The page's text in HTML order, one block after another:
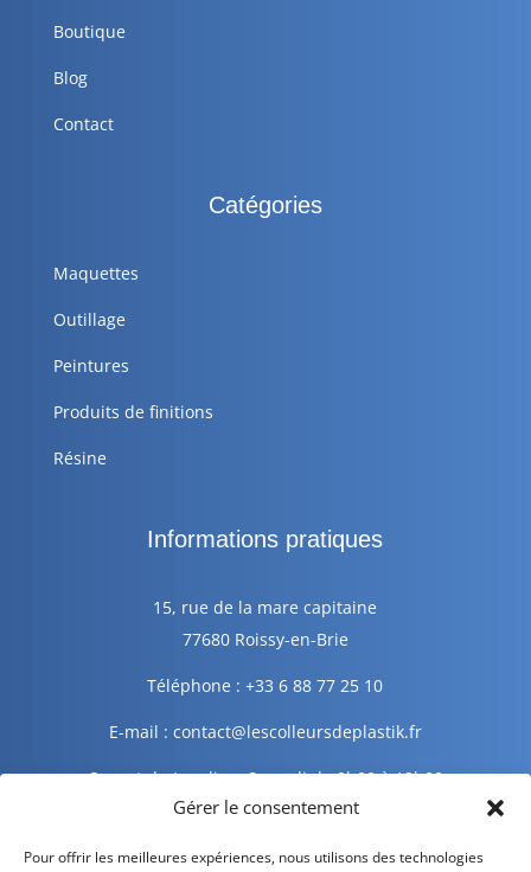
Gérer le consentement
Pour offrir les meilleures expériences, nous utilisons des technologies
Boutique
Blog
Contact
Catégories
Maquettes
Outillage
Peintures
Produits de finitions
Résine
Informations pratiques
15, rue de la mare capitaine
77680 Roissy-en-Brie
Téléphone : +33 6 88 77 25 10
E-mail : contact@lescolleursdeplastik.fr
Ouvert du Lundi au Samedi de 9h00 à 19h00
Informations légales